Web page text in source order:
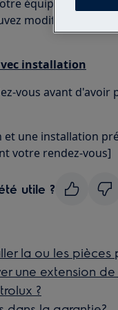
équipe avant de
modifier votre
installation
vous avant d'avoir
et une installation
votre rendez-vous]
utile ?
la ou les pièces
une extension
?